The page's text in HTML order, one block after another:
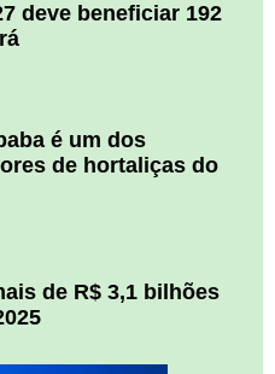
deve beneficiar 192
é um dos
de hortaliças do
de R$ 3,1 bilhões